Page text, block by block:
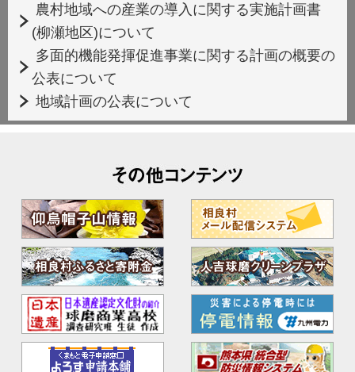
農村地域への産業の導入に関する実施計画書
(柳瀬地区)について
多面的機能発揮促進事業に関する計画の概要の
公表について
地域計画の公表について